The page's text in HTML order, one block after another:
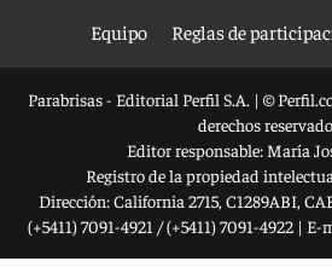
Equipo
Reglas de
Parabrisas - Editorial Perfil S.A. | ©
derechos
Editor responsable: María
Registro de la propiedad
Dirección:California 2715, C1289ABI,
(+5411) 7091-4921 /(+5411) 7091-4922| E-